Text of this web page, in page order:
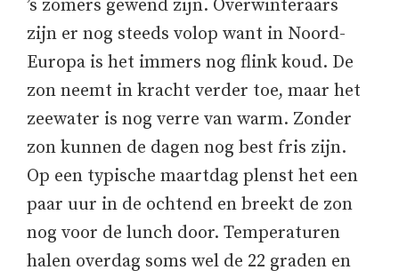
’s zomers gewend zijn. Overwinteraars
zijn er nog steeds volop want in Noord-
Europa is het immers nog flink koud. De
zon neemt in kracht verder toe, maar het
zeewater is nog verre van warm. Zonder
zon kunnen de dagen nog best fris zijn.
Op een typische maartdag plenst het een
paar uur in de ochtend en breekt de zon
nog voor de lunch door. Temperaturen
halen overdag soms wel de 22 graden en